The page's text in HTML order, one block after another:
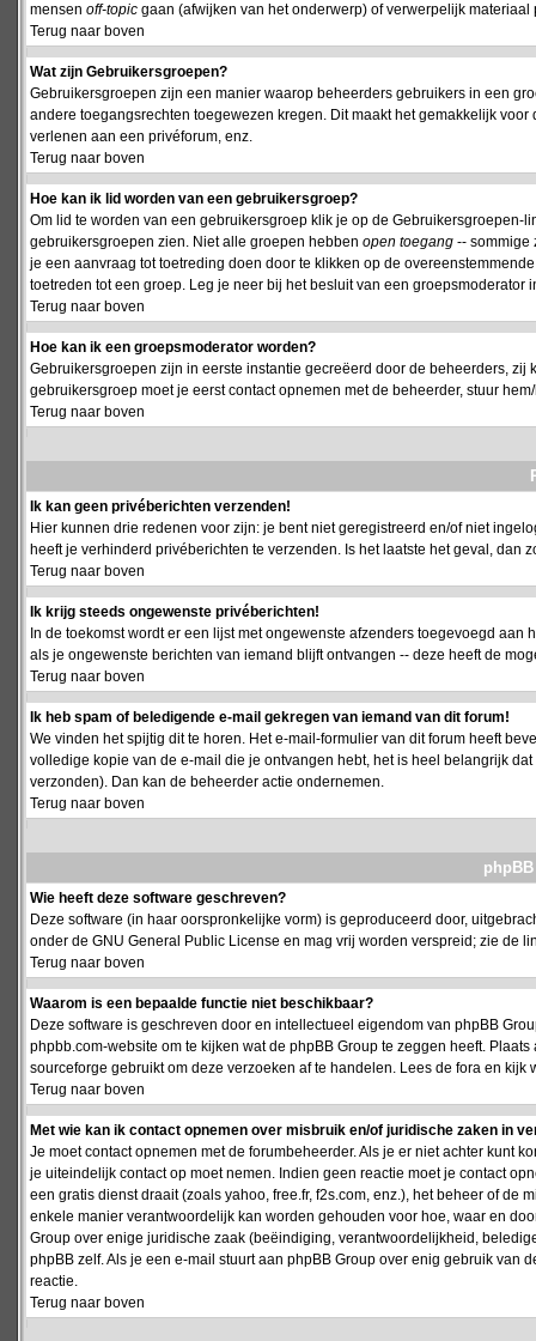
mensen off-topic gaan (afwijken van het onderwerp) of verwerpelijk materiaal
Terug naar boven
Wat zijn Gebruikersgroepen?
Gebruikersgroepen zijn een manier waarop beheerders gebruikers in een
andere toegangsrechten toegewezen kregen. Dit maakt het gemakkelijk
verlenen aan een privéforum, enz.
Terug naar boven
Hoe kan ik lid worden van een gebruikersgroep?
Om lid te worden van een gebruikersgroep klik je op de
gebruikersgroepen zien. Niet alle groepen hebben open toegang -- sommige
je een aanvraag tot toetreding doen door te klikken op de
toetreden tot een groep. Leg je neer bij het besluit van een
Terug naar boven
Hoe kan ik een groepsmoderator worden?
Gebruikersgroepen zijn in eerste instantie gecreëerd door de beheerders,
gebruikersgroep moet je eerst contact opnemen met de beheerder, stuur
Terug naar boven
Ik kan geen privéberichten verzenden!
Hier kunnen drie redenen voor zijn: je bent niet geregistreerd en/of niet
heeft je verhinderd privéberichten te verzenden. Is het laatste het geval, dan
Terug naar boven
Ik krijg steeds ongewenste privéberichten!
In de toekomst wordt er een lijst met ongewenste afzenders toegevoegd
als je ongewenste berichten van iemand blijft ontvangen -- deze heeft de
Terug naar boven
Ik heb spam of beledigende e-mail gekregen van iemand van dit forum!
We vinden het spijtig dit te horen. Het e-mail-formulier van dit forum heeft
volledige kopie van de e-mail die je ontvangen hebt, het is heel belangrijk
verzonden). Dan kan de beheerder actie ondernemen.
Terug naar boven
Wie heeft deze software geschreven?
Deze software (in haar oorspronkelijke vorm) is geproduceerd door,
onder de GNU General Public License en mag vrij worden verspreid; zie de
Terug naar boven
Waarom is een bepaalde functie niet beschikbaar?
Deze software is geschreven door en intellectueel eigendom van phpBB
phpbb.com-website om te kijken wat de phpBB Group te zeggen heeft.
sourceforge gebruikt om deze verzoeken af te handelen. Lees de fora en
Terug naar boven
Met wie kan ik contact opnemen over misbruik en/of juridische zaken in
Je moet contact opnemen met de forumbeheerder. Als je er niet achter kunt
je uiteindelijk contact op moet nemen. Indien geen reactie moet je contact
een gratis dienst draait (zoals yahoo, free.fr, f2s.com, enz.), het beheer of
enkele manier verantwoordelijk kan worden gehouden voor hoe, waar en
Group over enige juridische zaak (beëindiging, verantwoordelijkheid,
phpBB zelf. Als je een e-mail stuurt aan phpBB Group over enig gebruik
reactie.
Terug naar boven